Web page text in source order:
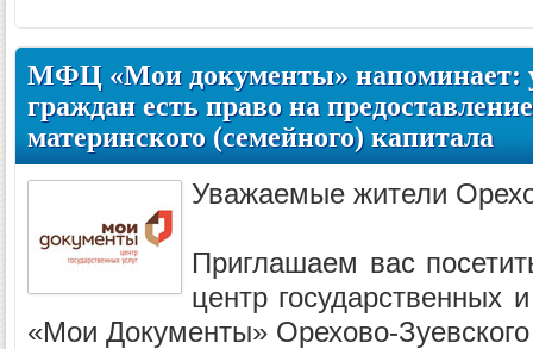
МФЦ «Мои документы» напоминает:
граждан есть право на
материнского (семейного) капитала
Уважаемые жители
Приглашаем вас
центр государственных
«Мои Документы» Орехово-